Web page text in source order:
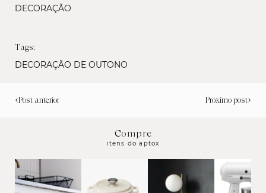
DECORAÇÃO
Tags:
DECORAÇÃO DE OUTONO
‹Post anterior Próximo post›
Compre
itens do aptox